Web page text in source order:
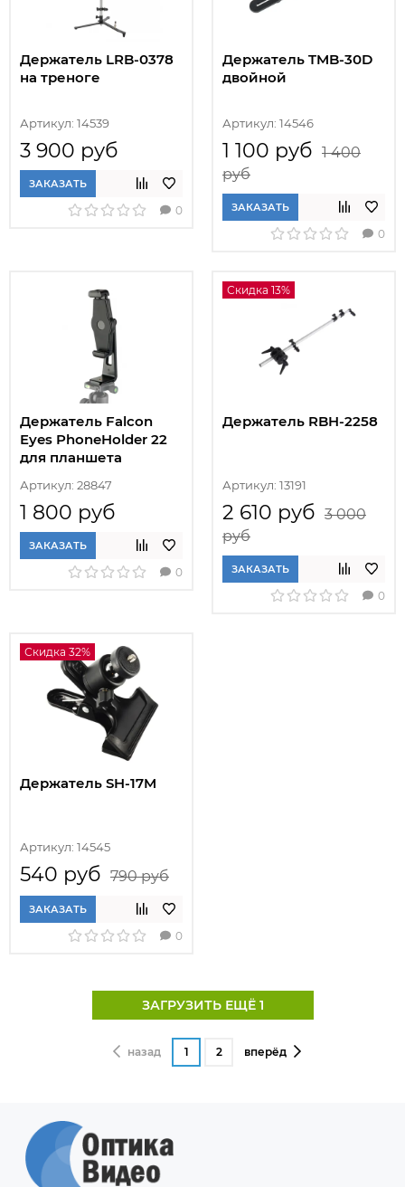
Держатель LRB-0378
на треноге
Артикул: 14539
3 900 руб
ЗАКАЗАТЬ
0
Держатель TMB-30D
двойной
Артикул: 14546
1 100 руб 1 400
руб
ЗАКАЗАТЬ
0
Держатель Falcon
Eyes PhoneHolder 22
для планшета
Артикул: 28847
1 800 руб
ЗАКАЗАТЬ
0
Скидка 13%
Держатель RBH-2258
Артикул: 13191
2 610 руб 3 000
руб
ЗАКАЗАТЬ
0
Скидка 32%
Держатель SH-17M
Артикул: 14545
540 руб 790 руб
ЗАКАЗАТЬ
0
ЗАГРУЗИТЬ ЕЩЁ 1
назад 1 2 вперёд